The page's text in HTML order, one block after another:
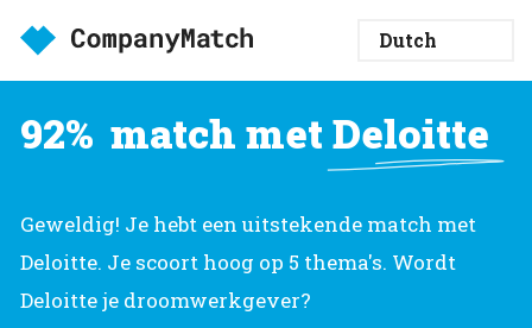
92% match met Deloitte
Geweldig! Je hebt een uitstekende match met
Deloitte. Je scoort hoog op 5 thema's. Wordt
Deloitte je droomwerkgever?